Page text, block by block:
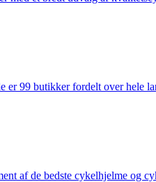
99 butikker fordelt over hele
af de bedste cykelhjelme og